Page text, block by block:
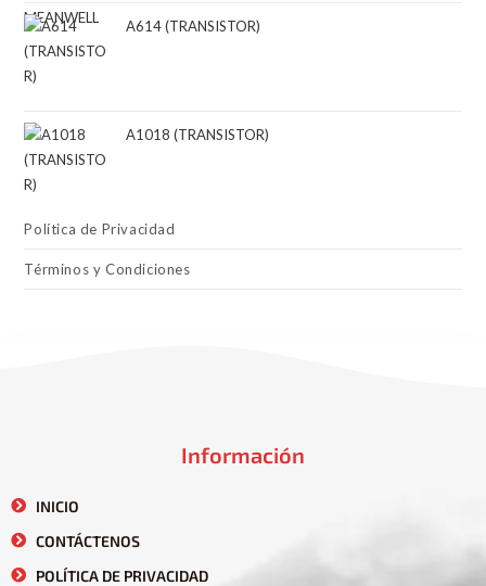
A614 (TRANSISTOR)
A1018 (TRANSISTOR)
Política de Privacidad
Términos y Condiciones
Información
INICIO
CONTÁCTENOS
POLÍTICA DE PRIVACIDAD